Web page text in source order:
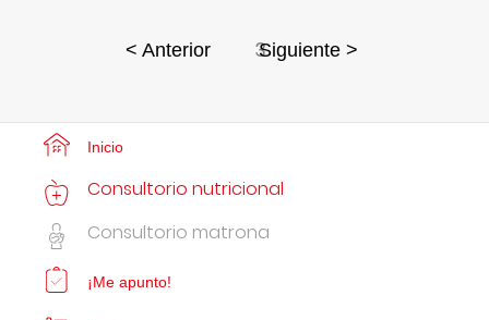
< Anterior 3Siguiente >
Inicio
Consultorio nutricional
Consultorio matrona
¡Me apunto!